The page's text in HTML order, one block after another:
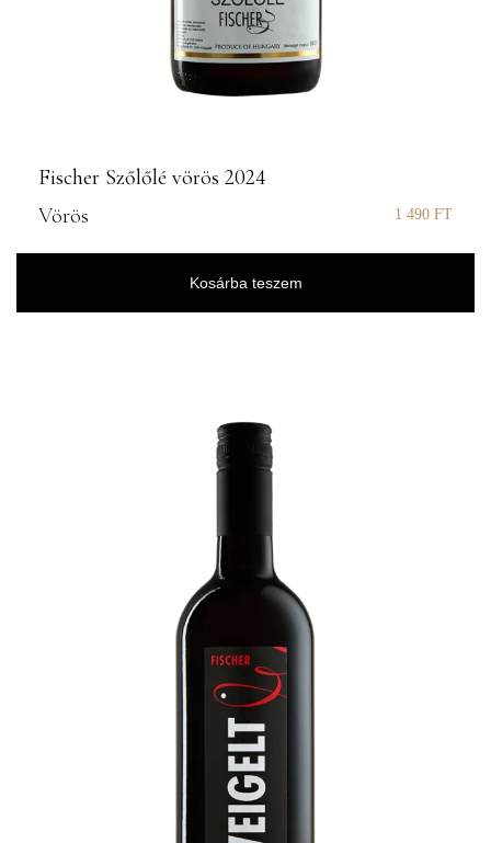
Fischer Szőlőlé vörös 2024
Vörös
1 490 FT
Kosárba teszem